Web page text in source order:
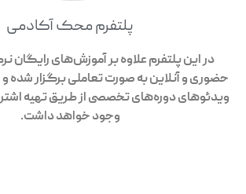
پلتفرم محک آکادمی
در این پلتفرم علاوه بر آموزش‌های رایگان
حضوری و آنلاین به صورت تعاملی برگزار شده
ویدئوهای دوره‌های تخصصی از طریق تهیه
وجود خواهد داشت.